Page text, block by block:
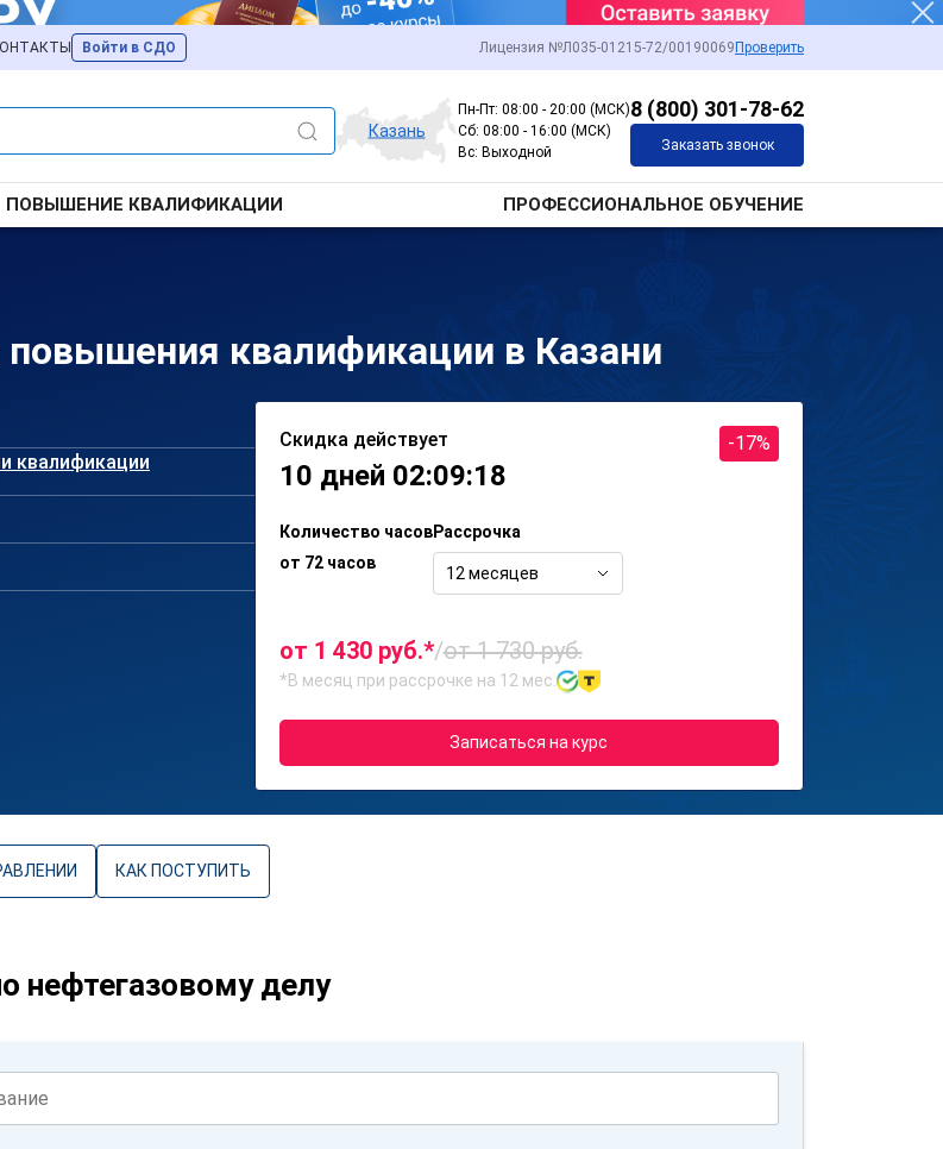
Войти в СДО Лицензия №Л035-01215-72/00190069 Проверить
Казань
Пн-Пт: 08:00 - 20:00 (МСК)
Сб: 08:00 - 16:00 (МСК)
Вс: Выходной
8 (800) 301-78-62
Заказать звонок
ПОВЫШЕНИЕ КВАЛИФИКАЦИИ ПРОФЕССИОНАЛЬНОЕ ОБУЧЕНИЕ
квалификации в Казани
квалификации
Скидка действует
10 дней 02:09:18
-17%
Количество часов
от 72 часов
Рассрочка
12 месяцев
от 1 430 руб.*/от 1 730 руб.
*В месяц при рассрочке на 12 мес.
Записаться на курс
КАК ПОСТУПИТЬ
нефтегазовому делу